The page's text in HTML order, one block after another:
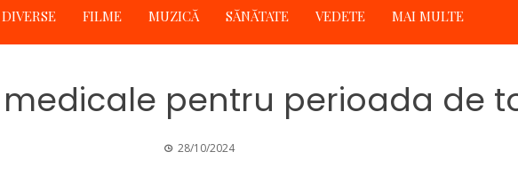
DIVERSE FILME MUZICĂ SĂNĂTATE VEDETE MAI MULTE
pentru perioada de
28/10/2024